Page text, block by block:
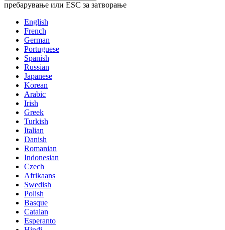
пребарување или ESC за затворање
English
French
German
Portuguese
Spanish
Russian
Japanese
Korean
Arabic
Irish
Greek
Turkish
Italian
Danish
Romanian
Indonesian
Czech
Afrikaans
Swedish
Polish
Basque
Catalan
Esperanto